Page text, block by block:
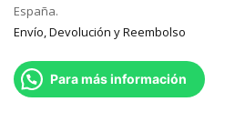
España.
Envío, Devolución y Reembolso
Para más información